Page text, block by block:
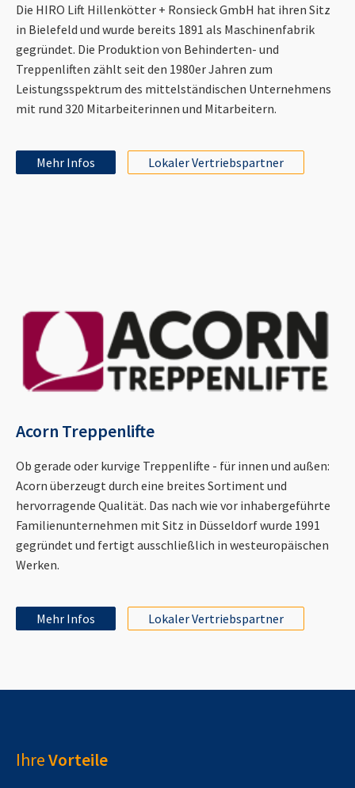
Die HIRO Lift Hillenkötter + Ronsieck GmbH hat ihren Sitz
in Bielefeld und wurde bereits 1891 als Maschinenfabrik
gegründet. Die Produktion von Behinderten- und
Treppenliften zählt seit den 1980er Jahren zum
Leistungsspektrum des mittelständischen Unternehmens
mit rund 320 Mitarbeiterinnen und Mitarbeitern.
Mehr Infos Lokaler Vertriebspartner
Acorn Treppenlifte
Ob gerade oder kurvige Treppenlifte - für innen und außen:
Acorn überzeugt durch eine breites Sortiment und
hervorragende Qualität. Das nach wie vor inhabergeführte
Familienunternehmen mit Sitz in Düsseldorf wurde 1991
gegründet und fertigt ausschließlich in westeuropäischen
Werken.
Mehr Infos Lokaler Vertriebspartner
IhreVorteile